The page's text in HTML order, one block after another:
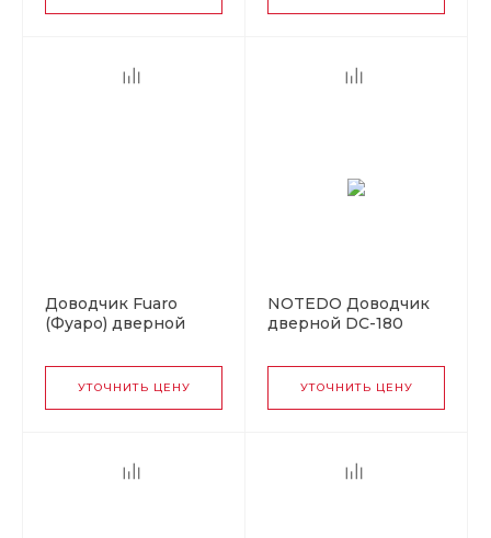
Доводчик Fuaro
(Фуаро) дверной
до 120 кг (алюминий)
УТОЧНИТЬ ЦЕНУ
NOTEDO Доводчик
дверной DC-180
BRONZE до 180кг
УТОЧНИТЬ ЦЕНУ